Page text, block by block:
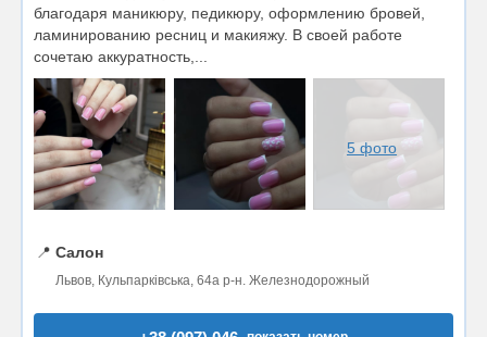
благодаря маникюру, педикюру, оформлению бровей,
ламинированию ресниц и макияжу. В своей работе
сочетаю аккуратность,...
5 фото
📍 Салон
Львов, Кульпарківська, 64а р-н. Железнодорожный